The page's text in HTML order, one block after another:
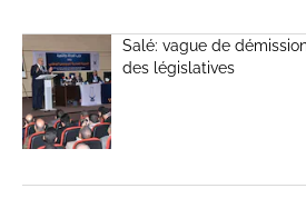
Salé: vague de
des législatives